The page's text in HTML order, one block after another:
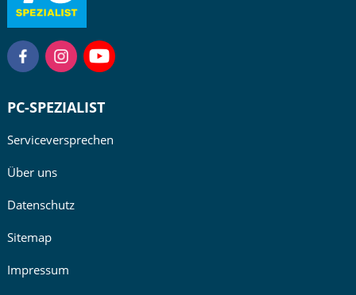
PC-SPEZIALIST
Serviceversprechen
Über uns
Datenschutz
Sitemap
Impressum